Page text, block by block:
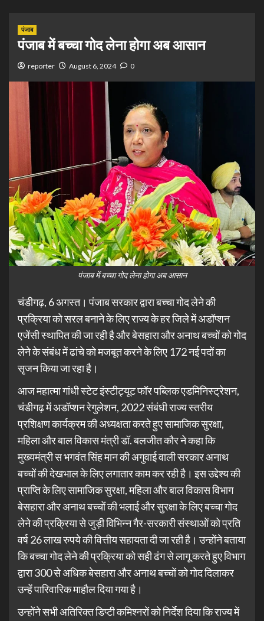
पंजाब
पंजाब में बच्चा गोद लेना होगा अब आसान
reporter August 6, 2024 0
पंजाब में बच्चा गोद लेना होगा अब आसान
चंडीगढ़, 6 अगस्त। पंजाब सरकार द्वारा बच्चा गोद लेने की
प्रक्रिया को सरल बनाने के लिए राज्य के हर जिले में अडॉप्शन
एजेंसी स्थापित की जा रही है और बेसहारा और अनाथ बच्चों को गोद
लेने के संबंध में ढांचे को मजबूत करने के लिए 172 नई पदों का
सृजन किया जा रहा है।
आज महात्मा गांधी स्टेट इंस्टीट्यूट फॉर पब्लिक एडमिनिस्ट्रेशन,
चंडीगढ़ में अडॉप्शन रेगुलेशन, 2022 संबंधी राज्य स्तरीय
प्रशिक्षण कार्यक्रम की अध्यक्षता करते हुए सामाजिक सुरक्षा,
महिला और बाल विकास मंत्री डॉ. बलजीत कौर ने कहा कि
मुख्यमंत्री स भगवंत सिंह मान की अगुवाई वाली सरकार अनाथ
बच्चों की देखभाल के लिए लगातार काम कर रही है। इस उद्देश्य की
प्राप्ति के लिए सामाजिक सुरक्षा, महिला और बाल विकास विभाग
बेसहारा और अनाथ बच्चों की भलाई और सुरक्षा के लिए बच्चा गोद
लेने की प्रक्रिया से जुड़ी विभिन्न गैर-सरकारी संस्थाओं को प्रति
वर्ष 26 लाख रुपये की वित्तीय सहायता दी जा रही है। उन्होंने बताया
कि बच्चा गोद लेने की प्रक्रिया को सही ढंग से लागू करते हुए विभाग
द्वारा 300 से अधिक बेसहारा और अनाथ बच्चों को गोद दिलाकर
उन्हें पारिवारिक माहौल दिया गया है।
उन्होंने सभी अतिरिक्त डिप्टी कमिश्नरों को निर्देश दिया कि राज्य में